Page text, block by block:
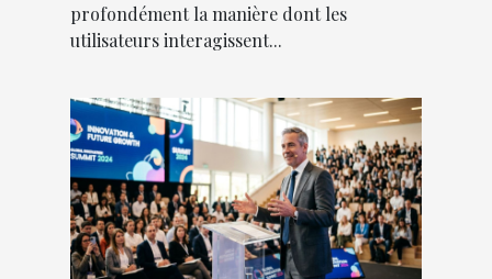
profondément la manière dont les
utilisateurs interagissent...